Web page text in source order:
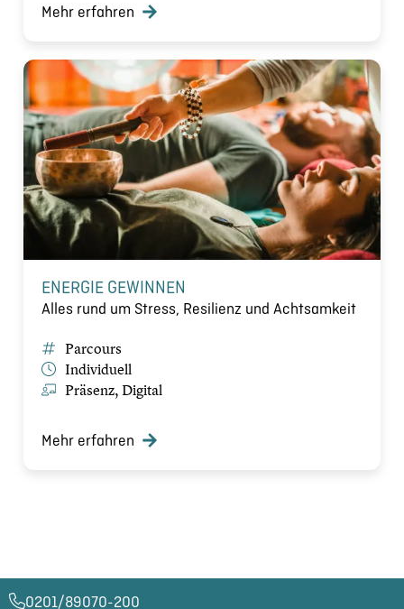
Mehr erfahren
ENERGIE GEWINNEN
Alles rund um Stress, Resilienz und Achtsamkeit
Parcours
Individuell
Präsenz, Digital
Mehr erfahren
0201/89070-200​